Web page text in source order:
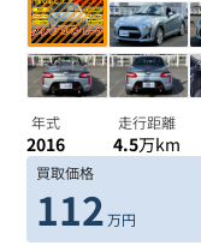
年式
2016
走行距離
4.5万km
買取価格
112 万円